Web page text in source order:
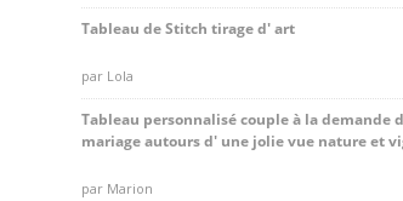
Tableau de Stitch tirage d' art
Note5sur 5
par Lola
Tableau personnalisé couple à la demande
mariage autours d' une jolie vue nature et
Note5sur 5
par Marion